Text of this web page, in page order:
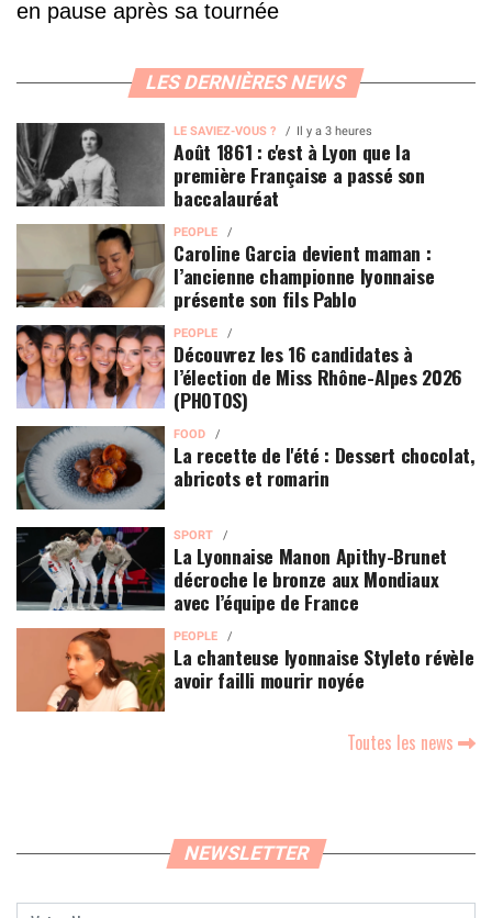
en pause après sa tournée
LES DERNIÈRES NEWS
LE SAVIEZ-VOUS ? Il y a 3 heures
Août 1861 : c'est à Lyon que la
première Française a passé son
baccalauréat
PEOPLE
Caroline Garcia devient maman :
l’ancienne championne lyonnaise
présente son fils Pablo
PEOPLE
Découvrez les 16 candidates à
l’élection de Miss Rhône-Alpes 2026
(PHOTOS)
FOOD
La recette de l'été : Dessert chocolat,
abricots et romarin
SPORT
La Lyonnaise Manon Apithy-Brunet
décroche le bronze aux Mondiaux
avec l’équipe de France
PEOPLE
La chanteuse lyonnaise Styleto révèle
avoir failli mourir noyée
Toutes les news
NEWSLETTER